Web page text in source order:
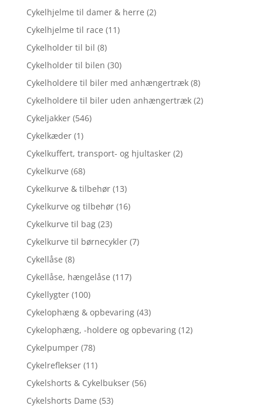
Cykelhjelme til damer & herre (2)
Cykelhjelme til race (11)
Cykelholder til bil (8)
Cykelholder til bilen (30)
Cykelholdere til biler med anhængertræk (8)
Cykelholdere til biler uden anhængertræk (2)
Cykeljakker (546)
Cykelkæder (1)
Cykelkuffert, transport- og hjultasker (2)
Cykelkurve (68)
Cykelkurve & tilbehør (13)
Cykelkurve og tilbehør (16)
Cykelkurve til bag (23)
Cykelkurve til børnecykler (7)
Cykellåse (8)
Cykellåse, hængelåse (117)
Cykellygter (100)
Cykelophæng & opbevaring (43)
Cykelophæng, -holdere og opbevaring (12)
Cykelpumper (78)
Cykelreflekser (11)
Cykelshorts & Cykelbukser (56)
Cykelshorts Dame (53)